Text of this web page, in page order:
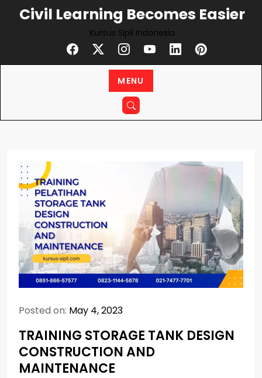
Civil Learning Becomes Easier
Kursus Sipil Indonesia
MENU
Posted on: May 4, 2023
TRAINING STORAGE TANK DESIGN
CONSTRUCTION AND
MAINTENANCE